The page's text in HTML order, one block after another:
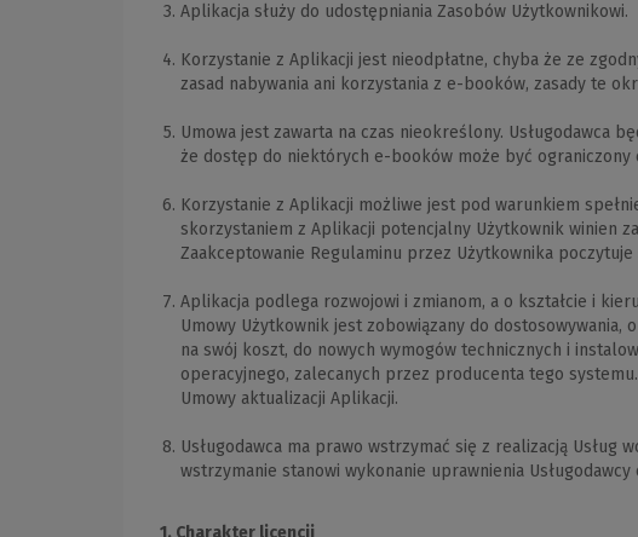
Aplikacja służy do udostępniania Zasobów Użytkownikowi.
Korzystanie z Aplikacji jest nieodpłatne, chyba że ze
zasad nabywania ani korzystania z e-booków, zasady te
Umowa jest zawarta na czas nieokreślony. Usługodawca
że dostęp do niektórych e-booków może być
Korzystanie z Aplikacji możliwe jest pod warunkiem
skorzystaniem z Aplikacji potencjalny Użytkownik winien
Zaakceptowanie Regulaminu przez Użytkownika
Aplikacja podlega rozwojowi i zmianom, a o kształcie i
Umowy Użytkownik jest zobowiązany do
na swój koszt, do nowych wymogów technicznych i
operacyjnego, zalecanych przez producenta tego
Umowy aktualizacji Aplikacji.
Usługodawca ma prawo wstrzymać się z realizacją
wstrzymanie stanowi wykonanie uprawnienia